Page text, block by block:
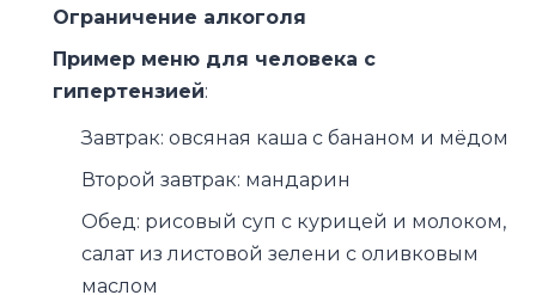
Ограничение алкоголя
Пример меню для человека с
гипертензией:
Завтрак: овсяная каша с бананом и мёдом
Второй завтрак: мандарин
Обед: рисовый суп с курицей и молоком,
салат из листовой зелени с оливковым
маслом